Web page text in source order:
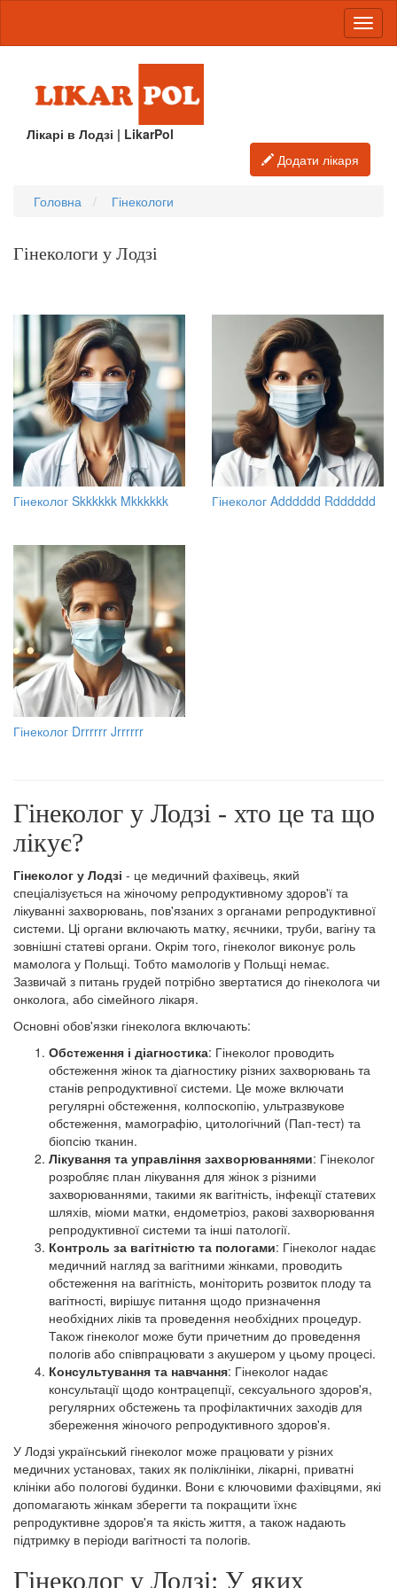
Лікарі в Лодзі | LikarPol
Додати лікаря
Головна Гінекологи
Гінекологи у Лодзі
Гінеколог Skkkkkk Mkkkkkk Гінеколог Adddddd Rdddddd
Гінеколог Drrrrrr Jrrrrrr
Гінеколог у Лодзі - хто це та що
лікує?
Гінеколог у Лодзі - це медичний фахівець, який
спеціалізується на жіночому репродуктивному здоров'ї та
лікуванні захворювань, пов'язаних з органами репродуктивної
системи. Ці органи включають матку, яєчники, труби, вагіну та
зовнішні статеві органи. Окрім того, гінеколог виконує роль
мамолога у Польщі. Тобто мамологів у Польщі немає.
Зазвичай з питань грудей потрібно звертатися до гінеколога чи
онколога, або сімейного лікаря.
Основні обов'язки гінеколога включають:
Обстеження і діагностика: Гінеколог проводить
обстеження жінок та діагностику різних захворювань та
станів репродуктивної системи. Це може включати
регулярні обстеження, колпоскопію, ультразвукове
обстеження, мамографію, цитологічний (Пап-тест) та
біопсію тканин.
Лікування та управління захворюваннями: Гінеколог
розробляє план лікування для жінок з різними
захворюваннями, такими як вагітність, інфекції статевих
шляхів, міоми матки, ендометріоз, ракові захворювання
репродуктивної системи та інші патології.
Контроль за вагітністю та пологами: Гінеколог надає
медичний нагляд за вагітними жінками, проводить
обстеження на вагітність, моніторить розвиток плоду та
вагітності, вирішує питання щодо призначення
необхідних ліків та проведення необхідних процедур.
Також гінеколог може бути причетним до проведення
пологів або співпрацювати з акушером у цьому процесі.
Консультування та навчання: Гінеколог надає
консультації щодо контрацепції, сексуального здоров'я,
регулярних обстежень та профілактичних заходів для
збереження жіночого репродуктивного здоров'я.
У Лодзі український гінеколог може працювати у різних
медичних установах, таких як поліклініки, лікарні, приватні
клініки або пологові будинки. Вони є ключовими фахівцями, які
допомагають жінкам зберегти та покращити їхнє
репродуктивне здоров'я та якість життя, а також надають
підтримку в періоди вагітності та пологів.
Гінеколог у Лодзі: У яких